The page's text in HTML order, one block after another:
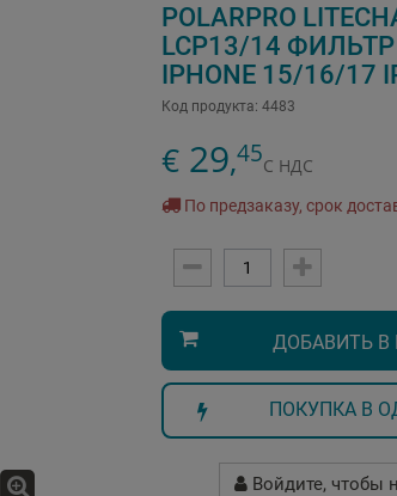
POLARPRO
LCP13/14
IPHONE 15/16/17
Код продукта: 4483
€ 29,45С НДС
По предзаказу, срок
ДОБАВИТЬ В
ПОКУПКА В
Войдите, чтобы